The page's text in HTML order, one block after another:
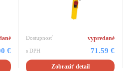
€
Dostupnosť vypredané
s DPH 71.59 €
Zobraziť detail